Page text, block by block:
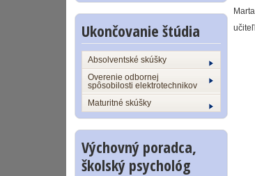
Ukončovanie štúdia
Absolventské skúšky
Overenie odbornej
spôsobilosti elektrotechnikov
Maturitné skúšky
Výchovný poradca,
školský psychológ